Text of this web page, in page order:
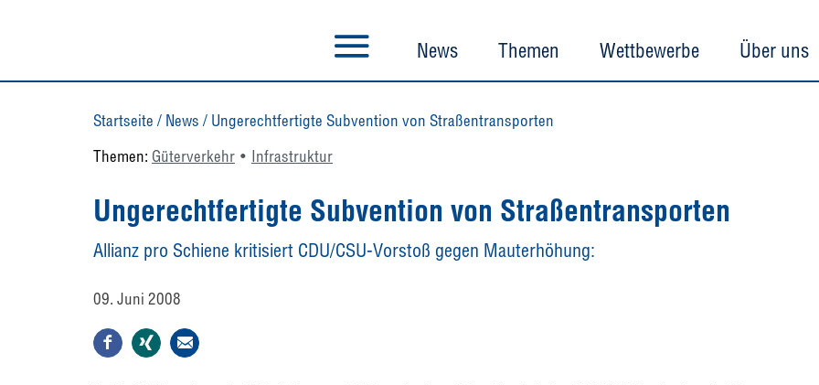
News Themen Wettbewerbe Über uns
Startseite / News / Ungerechtfertigte Subvention von Straßentransporten
Themen: Güterverkehr Infrastruktur
Ungerechtfertigte Subvention von Straßentransporten
Allianz pro Schiene kritisiert CDU/CSU-Vorstoß gegen Mauterhöhung:
09. Juni 2008